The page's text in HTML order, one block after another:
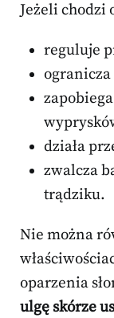
Jeżeli chodzi
reguluje
działa
zwalcza
trądziku.
Nie można
oparzenia
ulgę skórze